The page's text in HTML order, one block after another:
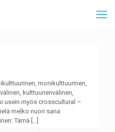
monikulttuurinen,
kulttuurienvälinen,
usein myös crosscultural –
melko nuori sana
Tämä […]